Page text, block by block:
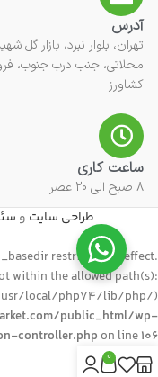
آدرس
تهران، بلوار نبرد، بازار گل
محلاتی، جنب درب جنوب،
کشاورز
ساعت کاری
8 صبح الی 20 عصر
طراحی سایت و
0
restriction in effect.
within the allowed path(s):
local/php74/lib/php/)
public_html/wp-
controller.phpon line106